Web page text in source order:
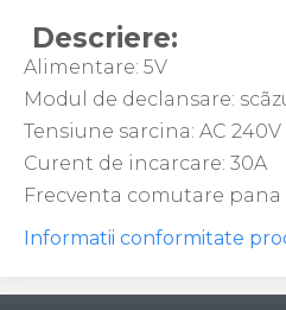
Descriere:
Alimentare: 5V
Modul de declansare:
Tensiune sarcina: AC 240V
Curent de incarcare: 30A
Frecventa comutare pana
Informatii conformitate